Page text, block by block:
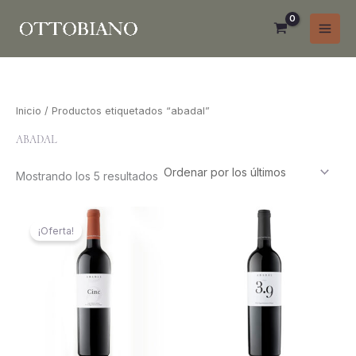
Inicio / Productos etiquetados “abadal”
ABADAL
Mostrando los 5 resultados
últimos
¡Oferta!
precio
original
era:
₲ 262.000.